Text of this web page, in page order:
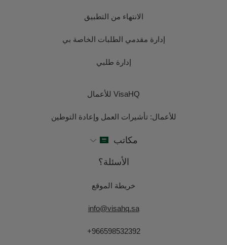
الانتهاء من التطبيق
إدارة مقدمي الطلبات الخاصة بي
إدارة طلبي
VisaHQ للأعمال
للأعمال: تأشيرات العمل وإعادة التوطين
مكاتب
الأسئلة؟
خريطة الموقع
info@visahq.sa
+966598532392